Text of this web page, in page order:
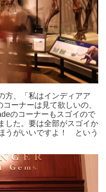
方、「私はインディアア
ーナーは見て欲しいの、
のコーナーもスゴイので
した。要は全部がスゴイか
うがいいですよ！ という